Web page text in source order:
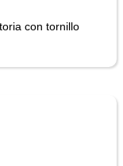
con tornillo